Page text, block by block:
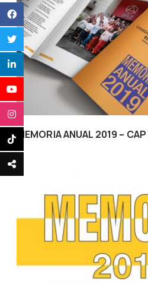
MEMORIA ANUAL 2019 –